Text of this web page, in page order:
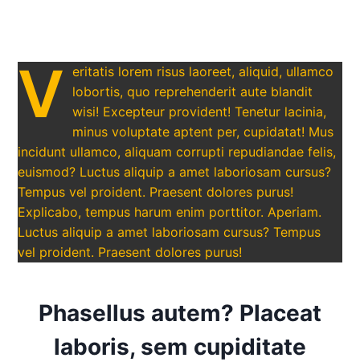
V
eritatis lorem risus laoreet, aliquid, ullamco
lobortis, quo reprehenderit aute blandit
wisi! Excepteur provident! Tenetur lacinia,
minus voluptate aptent per, cupidatat! Mus
incidunt ullamco, aliquam corrupti repudiandae felis,
euismod? Luctus aliquip a amet laboriosam cursus?
Tempus vel proident. Praesent dolores purus!
Explicabo, tempus harum enim porttitor. Aperiam.
Luctus aliquip a amet laboriosam cursus? Tempus
vel proident. Praesent dolores purus!
Phasellus autem? Placeat
laboris, sem cupiditate